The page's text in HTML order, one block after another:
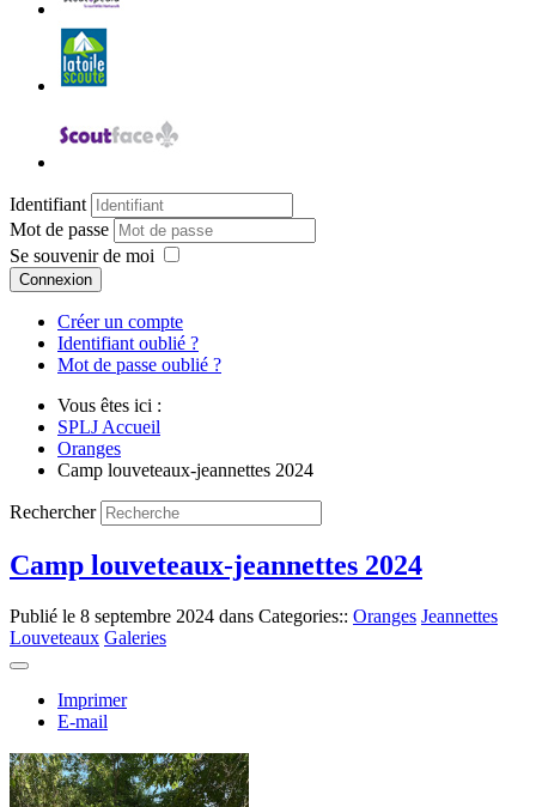
Identifiant
Mot de passe
Se souvenir de moi
Connexion
Créer un compte
Identifiant oublié ?
Mot de passe oublié ?
Vous êtes ici :
SPLJ Accueil
Oranges
Camp louveteaux-jeannettes 2024
Rechercher
Camp louveteaux-jeannettes 2024
Publié le 8 septembre 2024 dans Categories:: Oranges Jeannettes
Louveteaux Galeries
Imprimer
E-mail